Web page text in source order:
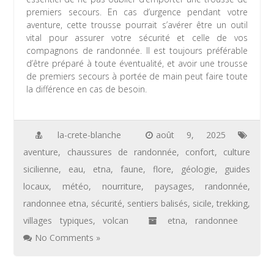
premiers secours. En cas d’urgence pendant votre
aventure, cette trousse pourrait s’avérer être un outil
vital pour assurer votre sécurité et celle de vos
compagnons de randonnée. Il est toujours préférable
d’être préparé à toute éventualité, et avoir une trousse
de premiers secours à portée de main peut faire toute
la différence en cas de besoin.
la-crete-blanche
août 9, 2025
aventure, chaussures de randonnée, confort, culture
sicilienne, eau, etna, faune, flore, géologie, guides
locaux, météo, nourriture, paysages, randonnée,
randonnee etna, sécurité, sentiers balisés, sicile,trekking,
villages typiques,volcan etna, randonnee
No Comments »